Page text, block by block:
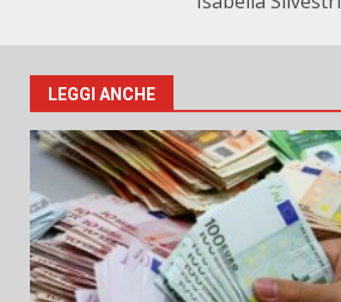
LEGGI ANCHE